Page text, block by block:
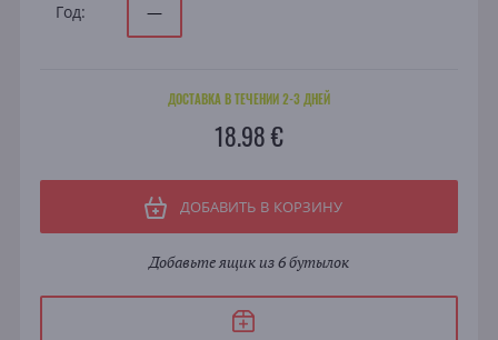
Год: —
ДОСТАВКА В ТЕЧЕНИИ 2-3 ДНЕЙ
18.98 €
ДОБАВИТЬ В КОРЗИНУ
Добавьте ящик из 6 бутылок